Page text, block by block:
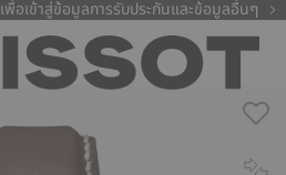
เพื่อเข้าสู่ข้อมูลการรับประกันและข้อมูลอื่นๆ